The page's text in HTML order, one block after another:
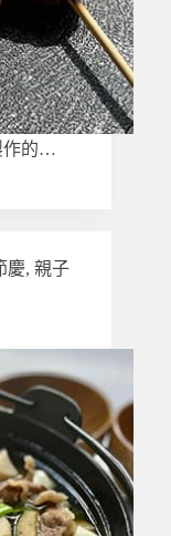
作的…
慶, 親子